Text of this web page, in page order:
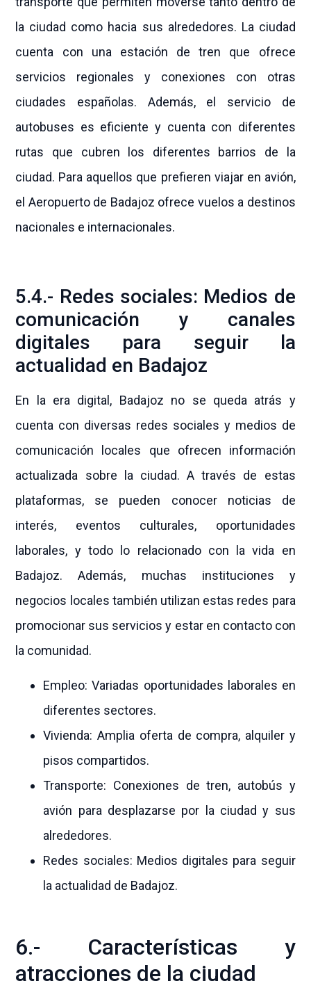
la ciudad como hacia sus alrededores. La ciudad
cuenta con una estación de tren que ofrece
servicios regionales y conexiones con otras
ciudades españolas. Además, el servicio de
autobuses es eficiente y cuenta con diferentes
rutas que cubren los diferentes barrios de la
ciudad. Para aquellos que prefieren viajar en avión,
el Aeropuerto de Badajoz ofrece vuelos a destinos
nacionales e internacionales.
5.4.- Redes sociales: Medios de
comunicación y canales
digitales para seguir la
actualidad en Badajoz
En la era digital, Badajoz no se queda atrás y
cuenta con diversas redes sociales y medios de
comunicación locales que ofrecen información
actualizada sobre la ciudad. A través de estas
plataformas, se pueden conocer noticias de
interés, eventos culturales, oportunidades
laborales, y todo lo relacionado con la vida en
Badajoz. Además, muchas instituciones y
negocios locales también utilizan estas redes para
promocionar sus servicios y estar en contacto con
la comunidad.
Empleo: Variadas oportunidades laborales en
diferentes sectores.
Vivienda: Amplia oferta de compra, alquiler y
pisos compartidos.
Transporte: Conexiones de tren, autobús y
avión para desplazarse por la ciudad y sus
alrededores.
Redes sociales: Medios digitales para seguir
la actualidad de Badajoz.
6.- Características y
atracciones de la ciudad